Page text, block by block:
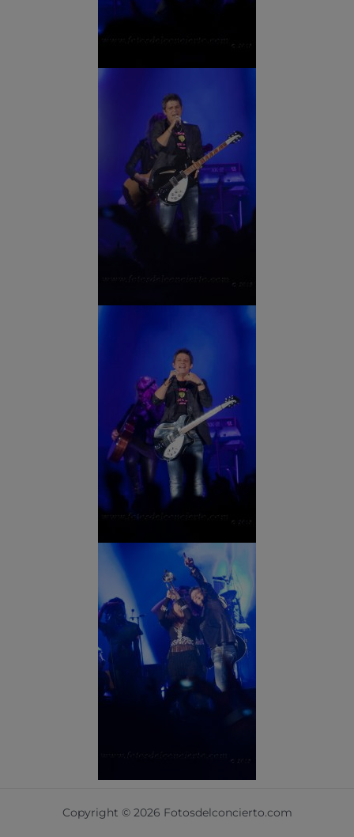
Copyright © 2026 Fotosdelconcierto.com